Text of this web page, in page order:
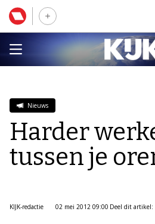
Nieuws
Harder
tussen je
KIJK-redactie 02 mei 2012 09:00 Deel dit artikel: